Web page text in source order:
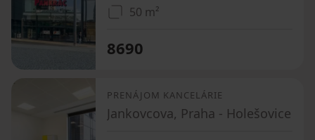
50 m²
8690
PRENÁJOM KANCELÁRIE
Jankovcova, Praha - Holešovice